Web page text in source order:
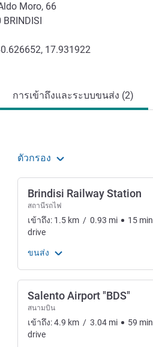
Moro, 66
BRINDISI
17.931922
การเข้าถึงและระบบขนส่ง (2)
ตัวกรอง
Brindisi Railway Station
สถานีรถไฟ
เข้าถึง: 1.5 km / 0.93 mi 15 min
drive
ขนส่ง
Salento Airport "BDS"
สนามบิน
เข้าถึง:4.9 km / 3.04 mi 59 min
drive